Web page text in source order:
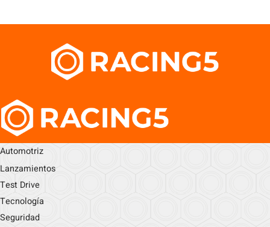
Automotriz
Lanzamientos
Test Drive
Tecnología
Seguridad